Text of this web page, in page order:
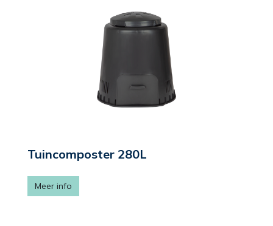
Tuincomposter 280L
Meer info